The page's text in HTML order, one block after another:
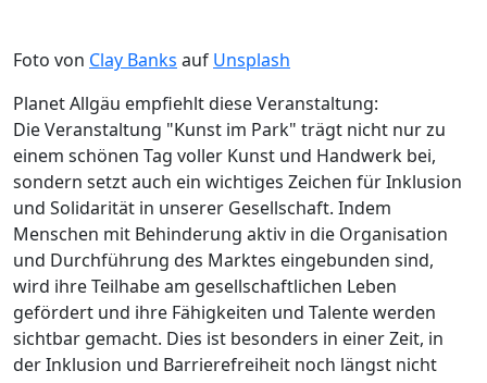
Foto von Clay Banks auf Unsplash
Planet Allgäu empfiehlt diese Veranstaltung:
Die Veranstaltung "Kunst im Park" trägt nicht nur zu
einem schönen Tag voller Kunst und Handwerk bei,
sondern setzt auch ein wichtiges Zeichen für Inklusion
und Solidarität in unserer Gesellschaft. Indem
Menschen mit Behinderung aktiv in die Organisation
und Durchführung des Marktes eingebunden sind,
wird ihre Teilhabe am gesellschaftlichen Leben
gefördert und ihre Fähigkeiten und Talente werden
sichtbar gemacht. Dies ist besonders in einer Zeit, in
der Inklusion und Barrierefreiheit noch längst nicht